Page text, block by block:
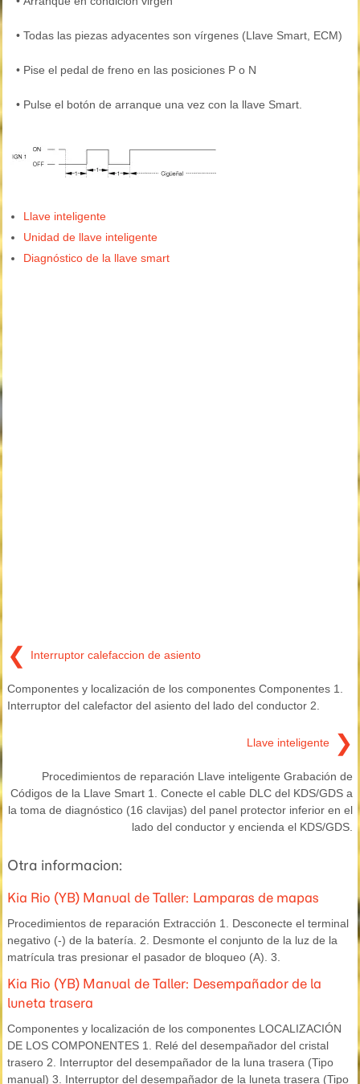
• Todas las piezas adyacentes son vírgenes (Llave Smart, ECM)
• Pise el pedal de freno en las posiciones P o N
• Pulse el botón de arranque una vez con la llave Smart.
Llave inteligente
Unidad de llave inteligente
Diagnóstico de la llave smart
❮ Interruptor calefaccion de asiento
Componentes y localización de los componentes Componentes 1.
Interruptor del calefactor del asiento del lado del conductor 2.
Llave inteligente ❯
Procedimientos de reparación Llave inteligente Grabación de
Códigos de la Llave Smart 1. Conecte el cable DLC del KDS/GDS a
la toma de diagnóstico (16 clavijas) del panel protector inferior en el
lado del conductor y encienda el KDS/GDS.
Otra informacion:
Kia Rio (YB) Manual de Taller: Lamparas de mapas
Procedimientos de reparación Extracción 1. Desconecte el terminal
negativo (-) de la batería. 2. Desmonte el conjunto de la luz de la
matrícula tras presionar el pasador de bloqueo (A). 3.
Kia Rio (YB) Manual de Taller: Desempañador de la
luneta trasera
Componentes y localización de los componentes LOCALIZACIÓN
DE LOS COMPONENTES 1. Relé del desempañador del cristal
trasero 2. Interruptor del desempañador de la luna trasera (Tipo
manual) 3. Interruptor del desempañador de la luneta trasera (Tipo